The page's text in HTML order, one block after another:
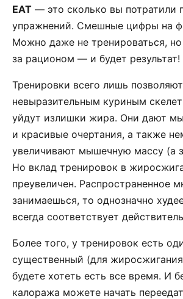
EAT — это сколько вы потратили
упражнений. Смешные цифры на
Можно даже не тренироваться, но
за рационом — и будет результат!
Тренировки всего лишь
невыразительным куриным
уйдут излишки жира. Они дают
и красивые очертания, а также
увеличивают мышечную массу (а
Но вклад тренировок в
преувеличен. Распространенное
занимаешься, то однозначно
всегда соответствует
Более того, у тренировок есть
существенный (для
будете хотеть есть все время. И
калоража можете начать